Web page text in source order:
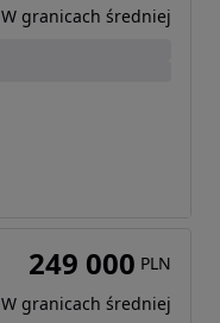
W granicach średniej
249 000 PLN
W granicach średniej